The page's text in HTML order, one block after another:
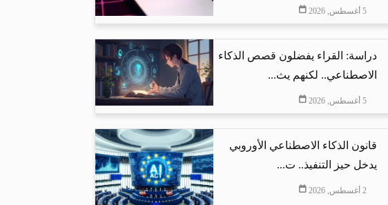
5 أغسطس, 2026
دراسة: القراء يفضلون قصص الذكاء
الاصطناعي.. لكنهم يث...
5 أغسطس, 2026
قانون الذكاء الاصطناعي الأوروبي
يدخل حيز التنفيذ.. ت...
2 أغسطس, 2026